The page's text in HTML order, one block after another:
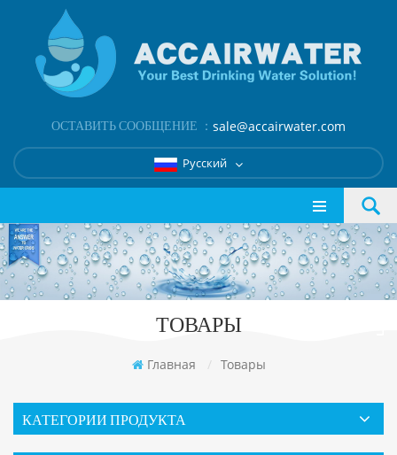
ОСТАВИТЬ СООБЩЕНИЕ ： sale@accairwater.com
Русский
ТОВАРЫ
Главная / Товары
КАТЕГОРИИ ПРОДУКТА